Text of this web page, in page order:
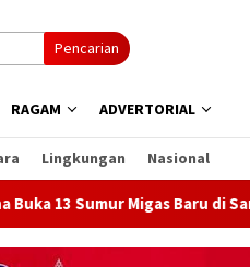
Pencarian
RAGAM ADVERTORIAL
Lingkungan Nasional
Migas Baru di Samboja